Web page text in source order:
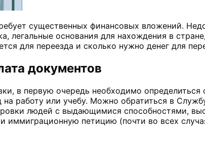
существенных финансовых вложений.
легальные основания для нахождения в
для переезда и сколько нужно денег для
документов
в первую очередь необходимо
работу или учебу. Можно обратиться в
людей с выдающимися способностями,
иммиграционную петицию (почти во всех